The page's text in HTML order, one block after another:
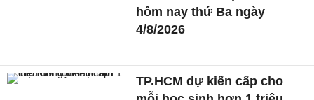
hôm nay thứ Ba ngày
4/8/2026
TP.HCM dự kiến cấp cho